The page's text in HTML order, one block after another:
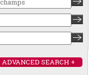
ADVANCED SEARCH +